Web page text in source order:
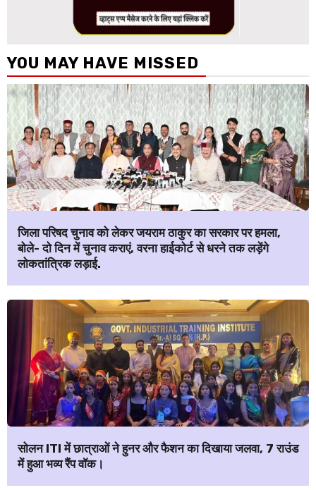
YOU MAY HAVE MISSED
जिला परिषद चुनाव को लेकर जयराम ठाकुर का सरकार पर हमला,
बोले- दो दिन में चुनाव कराएं, वरना हाईकोर्ट से धरने तक लड़ेंगे
लोकतांत्रिक लड़ाई.
सोलन ITI में छात्राओं ने हुनर और फैशन का दिखाया जलवा, 7 राउंड
में हुआ भव्य रैंप वॉक।